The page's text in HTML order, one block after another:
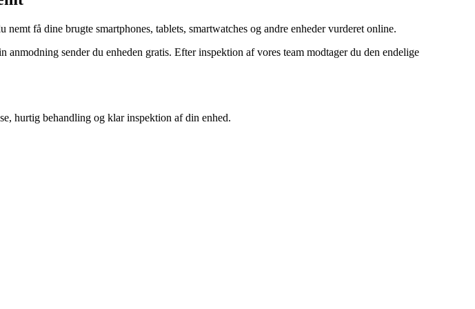
få dine brugte smartphones, tablets, smartwatches og andre enheder vurderet online.
sender du enheden gratis. Efter inspektion af vores team modtager du den endelige
hurtig behandling og klar inspektion af din enhed.